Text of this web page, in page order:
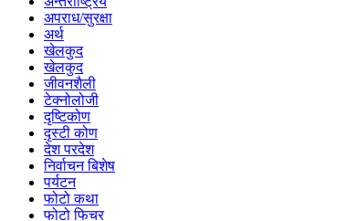
अपराध/सुरक्षा
अर्थ
खेलकुद
खेलकुद
जीवनशैली
टेक्नोलोजी
दृष्टिकोण
दृस्टी कोण
देश परदेश
निर्वाचन बिशेष
पर्यटन
फोटो कथा
फोटो फिचर